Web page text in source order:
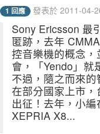
1 回應 發表於 2011-04-
Sony Ericsson 最
匿跡，去年
控音樂機的概念
會，「Yendo」就
不過，隨之而來
在部分國家上市
出征！去年，小
XEPRIA X8...